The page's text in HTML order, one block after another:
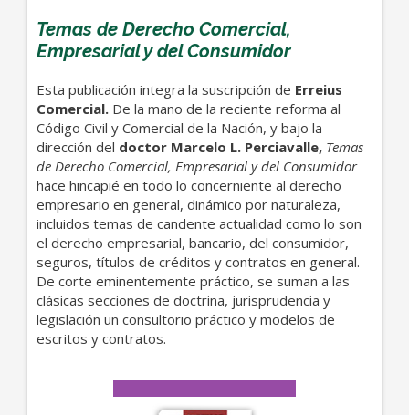
Temas de Derecho Comercial,
Empresarial y del Consumidor
Esta publicación integra la suscripción de Erreius
Comercial. De la mano de la reciente reforma al
Código Civil y Comercial de la Nación, y bajo la
dirección del doctor Marcelo L. Perciavalle, Temas
de Derecho Comercial, Empresarial y del Consumidor
hace hincapié en todo lo concerniente al derecho
empresario en general, dinámico por naturaleza,
incluidos temas de candente actualidad como lo son
el derecho empresarial, bancario, del consumidor,
seguros, títulos de créditos y contratos en general.
De corte eminentemente práctico, se suman a las
clásicas secciones de doctrina, jurisprudencia y
legislación un consultorio práctico y modelos de
escritos y contratos.